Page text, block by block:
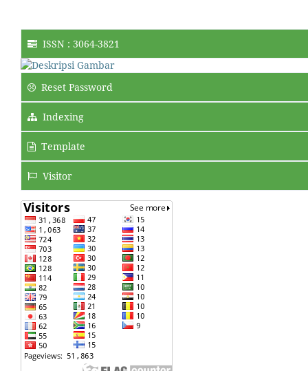
ISSN : 3064-3821
Reset Password
Indexing
Template
Visitor